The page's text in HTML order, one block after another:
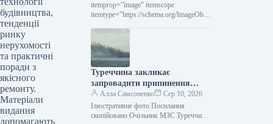
будівництва,
тенденції
ринку
нерухомості
та практичні
поради з
якісного
ремонту.
Матеріали
видання
допомагають
itemprop=”image” itemscope
itemtype=”https://schema.org/ImageObje
Серпня 2026 Сталевий ринок
Марокко: всебічний захист Читайте
українськоюRead in EnglishІгор
Воронцов У…
Туреччина закликає
запровадити припинення
вогню щодо суден у Чорному
морі.
Алла Самсоненко
Сер 10, 2026
Ілюстративне фото Посилання
скопійовано Очільник МЗС Туреччини